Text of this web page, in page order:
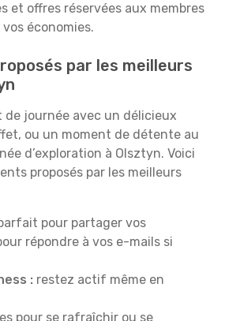
et offres réservées aux membres
économies.
par les meilleurs
de journée avec un délicieux
ou un moment de détente au
d’exploration à Olsztyn. Voici
proposés par les meilleurs
pour partager vos
répondre à vos e-mails si
: restez actif même en
pour se rafraîchir ou se